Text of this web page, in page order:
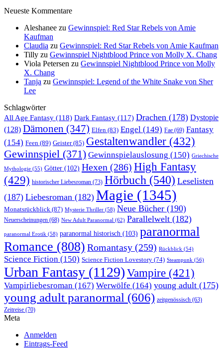
Neueste Kommentare
Aleshanee zu Gewinnspiel: Red Star Rebels von Amie
Kaufman
Claudia zu Gewinnspiel: Red Star Rebels von Amie Kaufman
Tilly zu Gewinnspiel Nightblood Prince von Molly X. Chang
Viola Petersen zu Gewinnspiel Nightblood Prince von Molly
X. Chang
Tanja zu Gewinnspiel: Legend of the White Snake von Sher
Lee
Schlagwörter
All Age Fantasy (118) Dark Fantasy (117) Drachen (178) Dystopie
(128) Dämonen (347) Elfen (83) Engel (149) Fae (69) Fantasy
(154) Feen (89) Geister(85) Gestaltenwandler (432)
Gewinnspiel (371) Gewinnspielauslosung (150) Griechische
Mythologie (55) Götter (102) Hexen (286) High Fantasy
(429) historischer Liebesroman (73) Hörbuch (540) Leselisten
(187) Liebesroman (182) Magie (1345)
Monatsrückblick (87) Mysterie Thriller (58) Neue Bücher (190)
Neuerscheinungen (68) New Adult Paranormal (62) Parallelwelt (182)
paranormal Erotik (58) paranormal historisch (103) paranormal
Romance (808) Romantasy (259) Rückblick (54)
Science Fiction (150) Science Fiction Lovestory (74) Steampunk (56)
Urban Fantasy (1129) Vampire (421)
Vampirliebesroman (167) Werwölfe (164) young adult (175)
young adult paranormal (606) zeitgenössisch (63)
Zeitreise (70)
Meta
Anmelden
Eintrags-Feed